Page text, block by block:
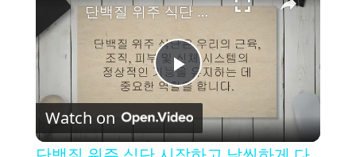
P
l
단백질 위주 식단 시작하고 날씬하게 다이어트 하기
Watch on